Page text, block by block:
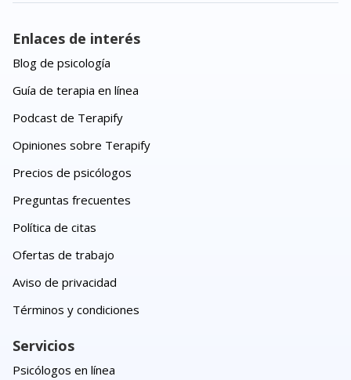
Enlaces de interés
Blog de psicología
Guía de terapia en línea
Podcast de Terapify
Opiniones sobre Terapify
Precios de psicólogos
Preguntas frecuentes
Política de citas
Ofertas de trabajo
Aviso de privacidad
Términos y condiciones
Servicios
Psicólogos en línea